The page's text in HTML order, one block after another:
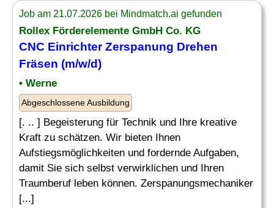
Job am 21.07.2026 bei Mindmatch.ai gefunden
Rollex Förderelemente GmbH Co. KG
CNC EinrichterZerspanung Drehen
Fräsen (m/w/d)
• Werne
Abgeschlossene Ausbildung
[. .. ] Begeisterung für Technik und Ihre kreative
Kraft zu schätzen. Wir bieten Ihnen
Aufstiegsmöglichkeiten und fordernde Aufgaben,
damit Sie sich selbst verwirklichen und Ihren
Traumberuf leben können. Zerspanungsmechaniker
[...]